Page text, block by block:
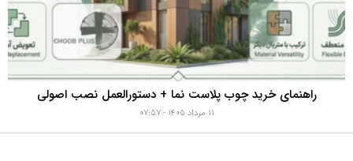
راهنمای خرید چوب پلاست نما + دستورالعمل نصب اصولی